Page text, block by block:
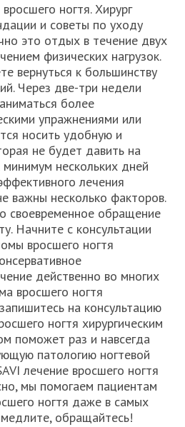
ногтя. Хирург
и советы по уходу
это отдых в течение двух
физических нагрузок.
вернуться к большинству
Через две-три недели
более
упражнениями или
носить удобную и
не будет давить на
нескольких дней
лечения
важны несколько факторов.
своевременное обращение
Начните с консультации
вросшего ногтя
действенно во многих
вросшего ногтя
на консультацию
ногтя хирургическим
поможет раз и навсегда
патологию ногтевой
лечение вросшего ногтя
мы помогаем пациентам
ногтя даже в самых
обращайтесь!